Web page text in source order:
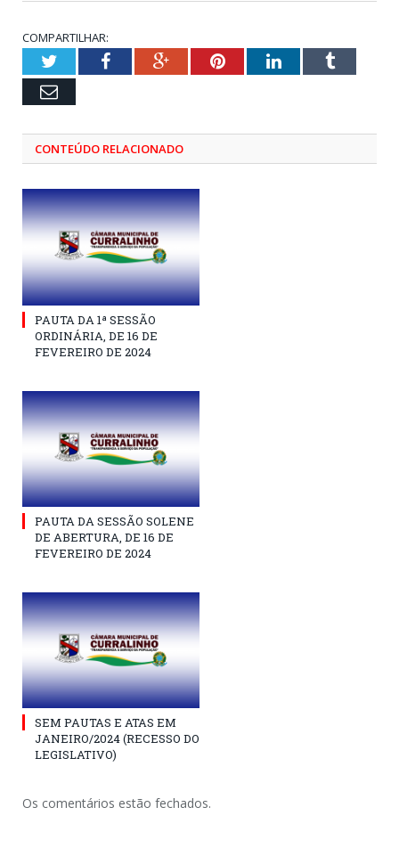
COMPARTILHAR:
TwitterFacebookGoogle+PinterestLinkedInTumblr
Email
CONTEÚDO RELACIONADO
PAUTA DA 1ª SESSÃO
ORDINÁRIA, DE 16 DE
FEVEREIRO DE 2024
PAUTA DA SESSÃO SOLENE
DE ABERTURA, DE 16 DE
FEVEREIRO DE 2024
SEM PAUTAS E ATAS EM
JANEIRO/2024 (RECESSO DO
LEGISLATIVO)
Os comentários estão fechados.